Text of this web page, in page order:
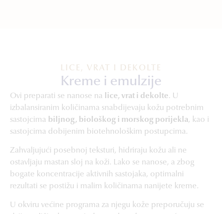
LICE, VRAT I DEKOLTE
Kreme i emulzije
Ovi preparati se nanose na lice, vrat i dekolte. U
izbalansiranim količinama snabdijevaju kožu potrebnim
sastojcima biljnog, biološkog i morskog porijekla, kao i
sastojcima dobijenim biotehnološkim postupcima.
Zahvaljujući posebnoj teksturi, hidriraju kožu ali ne
ostavljaju mastan sloj na koži. Lako se nanose, a zbog
bogate koncentracije aktivnih sastojaka, optimalni
rezultati se postižu i malim količinama nanijete kreme.
U okviru većine programa za njegu kože preporučuju se